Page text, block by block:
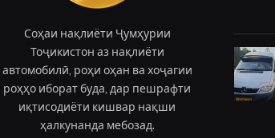
Соҳаи нақлиёти Ҷумҳурии
Тоҷикистон аз нақлиёти
автомобилӣ, роҳи оҳан ва хоҷагии
роҳҳо иборат буда, дар пешрафти
иқтисодиёти кишвар нақши
ҳалкунанда мебозад.